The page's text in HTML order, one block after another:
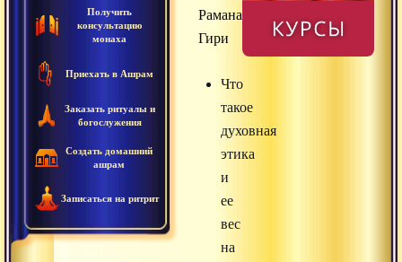
Получить
консультацию
монаха
Приехать в Ашрам
Заказать ритуалы и
богослужения
Создать домашний
ашрам
Записаться на ритрит
Раманатха
Гири
Что
такое
духовная
этика
и
ее
вес
на